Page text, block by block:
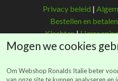
Privacy beleid |
Bestellen en betalen
Klachten|
Mogen we cookies
Om Webshop Ronalds Italie beter
van onze site te kunnen analyseren